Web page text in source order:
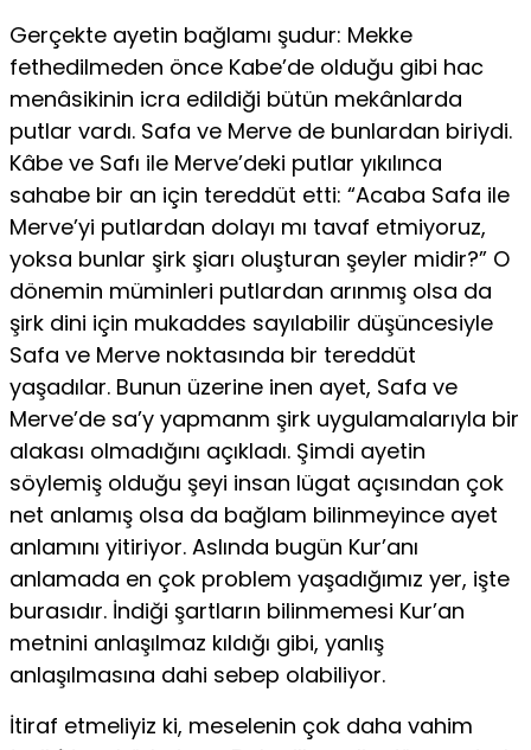
Gerçekte ayetin bağlamı şudur: Mekke
fethedilmeden önce Kabe’de olduğu gibi hac
menâsikinin icra edildiği bütün mekân­larda
putlar vardı. Safa ve Merve de bunlardan biriydi.
Kâbe ve Safı ile Merve’deki putlar yıkılınca
sahabe bir an için tereddüt etti: “Acaba Safa ile
Merve’yi putlardan dolayı mı tavaf etmiyo­ruz,
yoksa bunlar şirk şiarı oluşturan şeyler midir?” O
dönemin müminleri putlardan arınmış olsa da
şirk dini için mukaddes sayılabilir düşüncesiyle
Safa ve Merve noktasında bir tered­düt
yaşadılar. Bunun üzerine inen ayet, Safa ve
Merve’de sa’y yapmanm şirk uygulamalarıyla bir
alakası olmadığını açıkladı. Şimdi ayetin
söylemiş olduğu şeyi insan lügat açısından çok
net anlamış olsa da bağlam bilinmeyince ayet
anlamını yitiriyor. Aslında bugün Kur’anı
anlamada en çok problem yaşadığımız yer, işte
burasıdır. İndiği şartların bilinmemesi Kur’an
metnini an­laşılmaz kıldığı gibi, yanlış
anlaşılmasına dahi sebep olabiliyor.
İtiraf etmeliyiz ki, meselenin çok daha vahim